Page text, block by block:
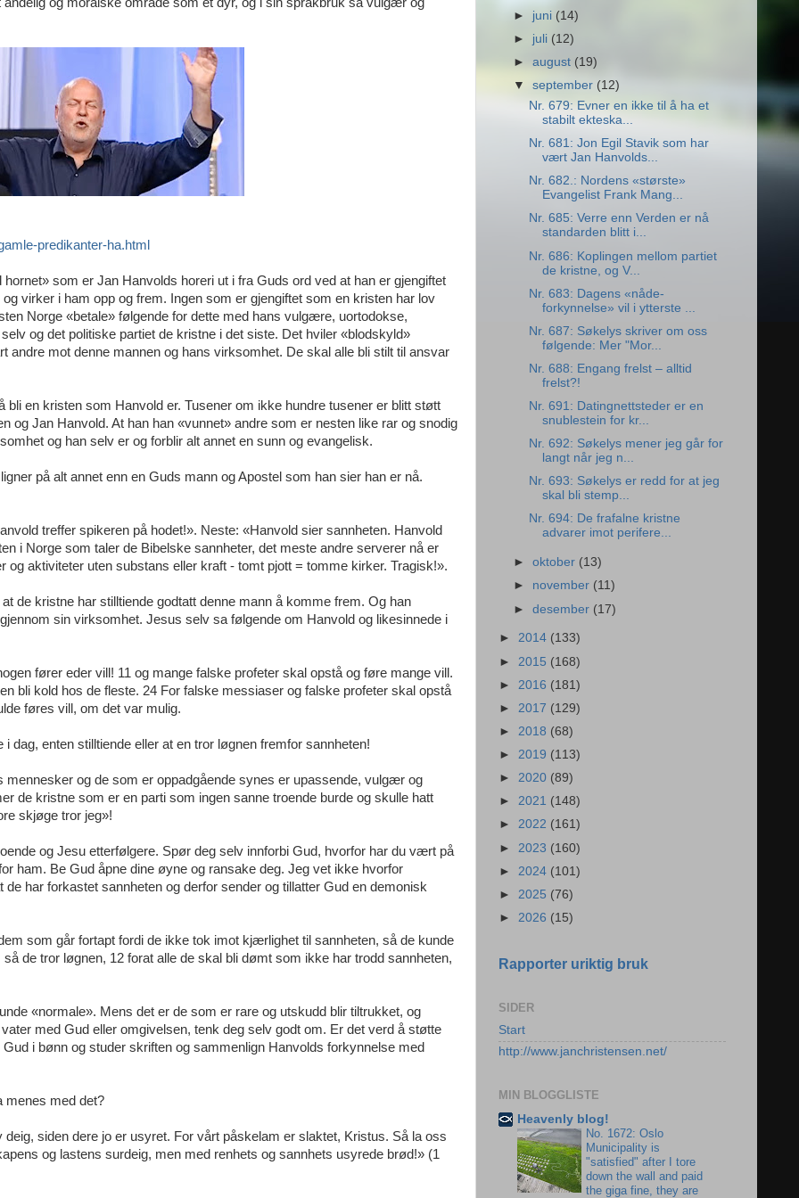
predikanter-ha.html
som er Jan Hanvolds horeri ut i fra Guds ord ved at han er gjengiftet
virker i ham opp og frem. Ingen som er gjengiftet som en kristen har lov
Norge «betale» følgende for dette med hans vulgære, uortodokse,
og det politiske partiet de kristne i det siste. Det hviler «blodskyld»
andre mot denne mannen og hans virksomhet. De skal alle bli stilt til ansvar
en kristen som Hanvold er. Tusener om ikke hundre tusener er blitt støtt
og Jan Hanvold. At han han «vunnet» andre som er nesten like rar og snodig
og han selv er og forblir alt annet en sunn og evangelisk.
på alt annet enn en Guds mann og Apostel som han sier han er nå.
treffer spikeren på hodet!». Neste: «Hanvold sier sannheten. Hanvold
i Norge som taler de Bibelske sannheter, det meste andre serverer nå er
og aktiviteter uten substans eller kraft - tomt pjott = tomme kirker. Tragisk!».
de kristne har stilltiende godtatt denne mann å komme frem. Og han
sin virksomhet. Jesus selv sa følgende om Hanvold og likesinnede i
fører eder vill! 11 og mange falske profeter skal opstå og føre mange vill.
bli kold hos de fleste. 24 For falske messiaser og falske profeter skal opstå
føres vill, om det var mulig.
dag, enten stilltiende eller at en tror løgnen fremfor sannheten!
og de som er oppadgående synes er upassende, vulgær og
de kristne som er en parti som ingen sanne troende burde og skulle hatt
skjøge tror jeg»!
og Jesu etterfølgere. Spør deg selv innforbi Gud, hvorfor har du vært på
ham. Be Gud åpne dine øyne og ransake deg. Jeg vet ikke hvorfor
har forkastet sannheten og derfor sender og tillatter Gud en demonisk
som går fortapt fordi de ikke tok imot kjærlighet til sannheten, så de kunde
de tror løgnen, 12 forat alle de skal bli dømt som ikke har trodd sannheten,
«normale». Mens det er de som er rare og utskudd blir tiltrukket, og
med Gud eller omgivelsen, tenk deg selv godt om. Er det verd å støtte
i bønn og studer skriften og sammenlign Hanvolds forkynnelse med
menes med det?
siden dere jo er usyret. For vårt påskelam er slaktet, Kristus. Så la oss
og lastens surdeig, men med renhets og sannhets usyrede brød!» (1
► juni (14)
► juli (12)
►august (19)
▼september (12)
Nr. 679: Evner en ikke til å ha et
stabilt ekteska...
Nr. 681: Jon Egil Stavik som har
vært Jan Hanvolds...
Nr. 682.: Nordens «største»
Evangelist Frank Mang...
Nr. 685: Verre enn Verden er nå
standarden blitt i...
Nr. 686: Koplingen mellom partiet
de kristne, og V...
Nr. 683: Dagens «nåde-
forkynnelse» vil i ytterste ...
Nr. 687: Søkelys skriver om oss
følgende: Mer "Mor...
Nr. 688: Engang frelst – alltid
frelst?!
Nr. 691: Datingnettsteder er en
snublestein for kr...
Nr. 692: Søkelys mener jeg går for
langt når jeg n...
Nr. 693: Søkelys er redd for at jeg
skal bli stemp...
Nr. 694: De frafalne kristne
advarer imot perifere...
►oktober (13)
► november (11)
►desember (17)
► 2014 (133)
► 2015 (168)
► 2016 (181)
► 2017 (129)
► 2018 (68)
► 2019 (113)
► 2020 (89)
► 2021 (148)
► 2022 (161)
► 2023 (160)
► 2024 (101)
► 2025 (76)
► 2026 (15)
Rapporter uriktig bruk
SIDER
Start
http://www.janchristensen.net/
MIN BLOGGLISTE
Heavenly blog!
No. 1672: Oslo
Municipality is
"satisfied" after I tore
down the wall and paid
the giga fine, they are